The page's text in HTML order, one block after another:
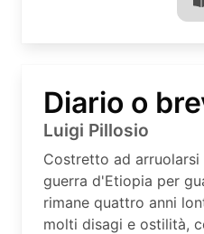
Diario o
Luigi Pillosio
Costretto ad
guerra d'Etiopia per
rimane quattro anni
molti disagi e ostilità,